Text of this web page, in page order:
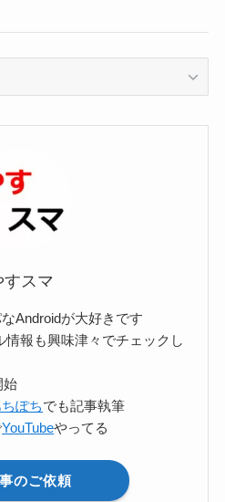
すスマ
Androidが大好きです
情報も興味津々でチェックし
始
ぽちでも記事執筆
YouTubeやってる
のご依頼